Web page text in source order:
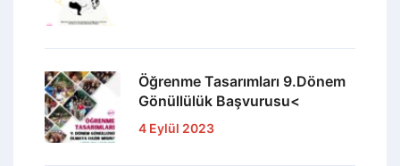
Öğrenme Tasarımları 9.Dönem
Gönüllülük Başvurusu<
4 Eylül 2023